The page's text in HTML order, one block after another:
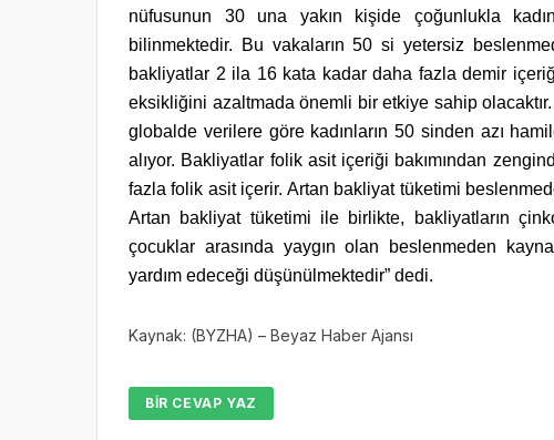
nüfusunun 30 una yakın kişide çoğunlukla
bilinmektedir. Bu vakaların 50 si yetersiz
bakliyatlar 2 ila 16 kata kadar daha fazla demir
eksikliğini azaltmada önemli bir etkiye sahip
globalde verilere göre kadınların 50 sinden azı
alıyor. Bakliyatlar folik asit içeriği bakımından
fazla folik asit içerir. Artan bakliyat tüketimi
Artan bakliyat tüketimi ile birlikte, bakliyatların
çocuklar arasında yaygın olan beslenmeden
yardım edeceği düşünülmektedir” dedi.
Kaynak: (BYZHA) – Beyaz Haber Ajansı
BIR CEVAP YAZ